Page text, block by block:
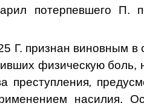
потерпевшего
Г. признан виновным
физическую боль,
преступления,
насилия.